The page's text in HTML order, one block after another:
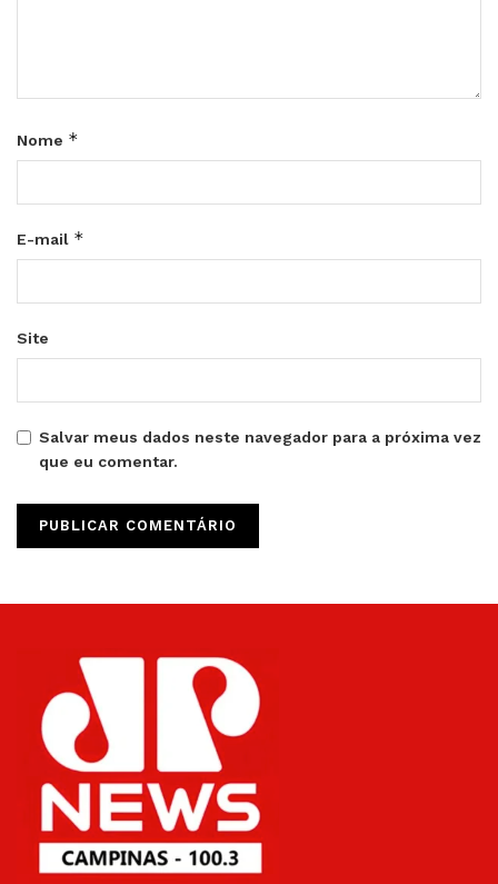
Nome *
E-mail *
Site
Salvar meus dados neste navegador para a próxima vez
que eu comentar.